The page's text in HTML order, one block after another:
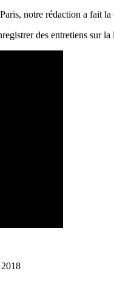
notre rédaction a fait
des entretiens sur